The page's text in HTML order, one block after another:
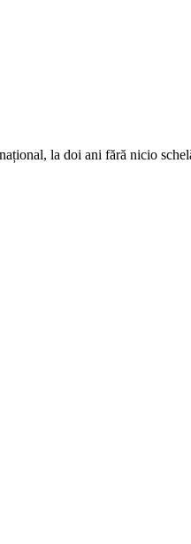
la doi ani fără nicio